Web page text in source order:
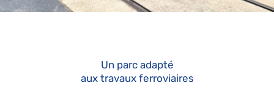
Un parc adapté
aux travaux ferroviaires